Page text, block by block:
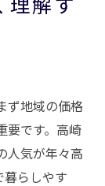
ず地域の価格
要です。高崎
人気が年々高
暮らしやす